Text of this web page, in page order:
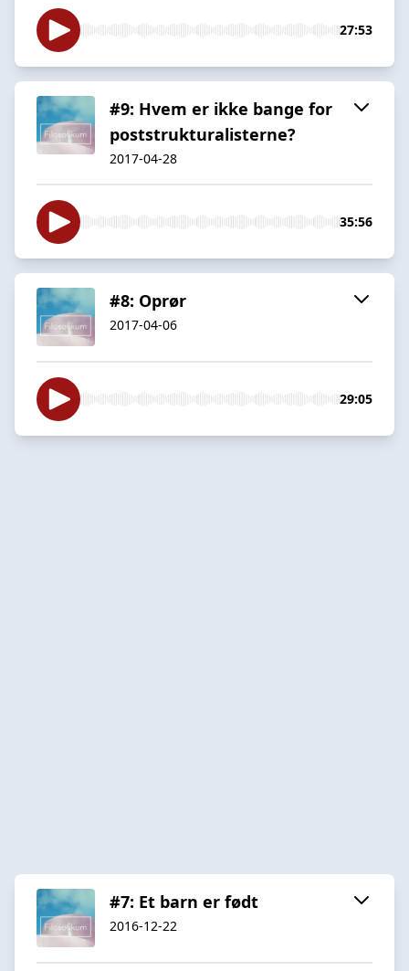
27:53
#9: Hvem er ikke bange for
poststrukturalisterne?
2017-04-28
35:56
#8: Oprør
2017-04-06
29:05
#7: Et barn er født
2016-12-22